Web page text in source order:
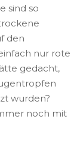
sind so
den
nur rote
gedacht,
wurden?
noch mit